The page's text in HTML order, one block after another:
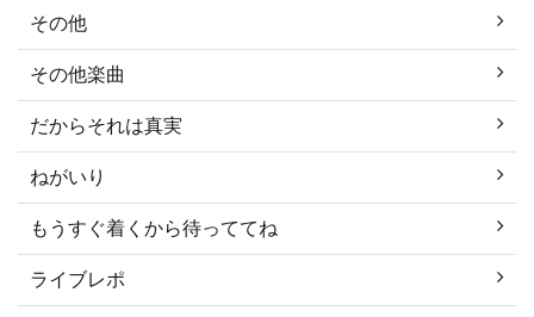
その他
その他楽曲
だからそれは真実
ねがいり
もうすぐ着くから待っててね
ライブレポ